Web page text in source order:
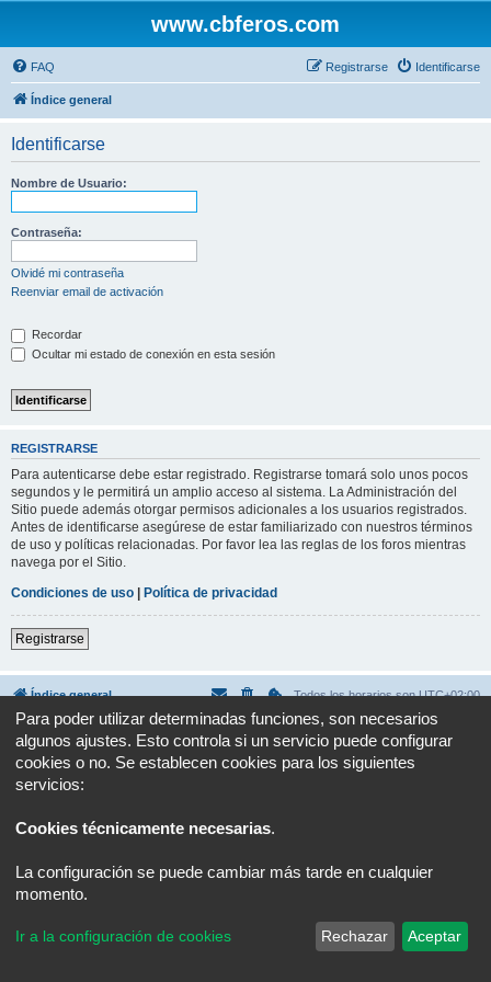
www.cbferos.com
FAQ Identificarse
Registrarse
Índice general
Identificarse
Nombre de Usuario:
Contraseña:
Olvidé mi contraseña
Reenviar email de activación
Recordar
Ocultar mi estado de conexión en esta sesión
REGISTRARSE
Para autenticarse debe estar registrado. Registrarse tomará solo unos pocos
segundos y le permitirá un amplio acceso al sistema. La Administración del
Sitio puede además otorgar permisos adicionales a los usuarios registrados.
Antes de identificarse asegúrese de estar familiarizado con nuestros términos
de uso y políticas relacionadas. Por favor lea las reglas de los foros mientras
navega por el Sitio.
Condiciones de uso | Política de privacidad
Registrarse
Índice general Todos los horarios sonUTC+02:00
Desarrollado por phpBB
® Forum Software © phpBB Limited
phpBB España
Condiciones
Para poder utilizar determinadas funciones, son necesarios
algunos ajustes. Esto controla si un servicio puede configurar
cookies o no. Se establecen cookies para los siguientes
servicios:
Cookies técnicamente necesarias.
La configuración se puede cambiar más tarde en cualquier
momento.
Ir a la configuración de cookies Rechazar Aceptar